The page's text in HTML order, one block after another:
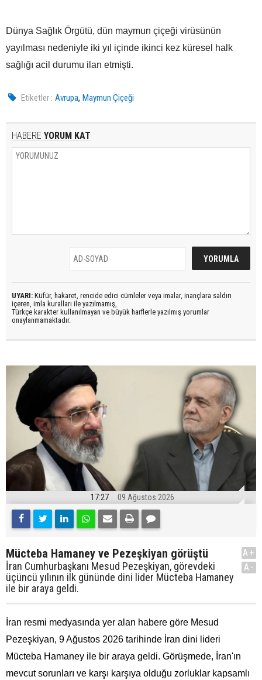
Dünya Sağlık Örgütü, dün maymun çiçeği virüsünün
yayılması nedeniyle iki yıl içinde ikinci kez küresel halk
sağlığı acil durumu ilan etmişti.
Etiketler : Avrupa,Maymun Çiçeği
HABERE YORUM KAT
UYARI: Küfür, hakaret, rencide edici cümleler veya imalar, inançlara saldırı
içeren, imla kuralları ile yazılmamış,
Türkçe karakter kullanılmayan ve büyük harflerle yazılmış yorumlar
onaylanmamaktadır.
17:27 09 Ağustos 2026
Mücteba Hamaney ve Pezeşkiyan görüştü
İran Cumhurbaşkanı Mesud Pezeşkiyan, görevdeki
üçüncü yılının ilk gününde dini lider Mücteba Hamaney
ile bir araya geldi.
A+
A-
İran resmi medyasında yer alan habere göre Mesud
Pezeşkiyan, 9 Ağustos 2026 tarihinde İran dini lideri
Mücteba Hamaney ile bir araya geldi. Görüşmede, İran'ın
mevcut sorunları ve karşı karşıya olduğu zorluklar kapsamlı